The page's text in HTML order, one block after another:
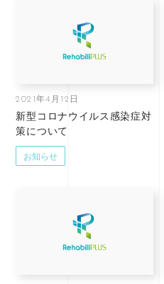
2021年4月12日
新型コロナウイルス感染症対
策について
お知らせ